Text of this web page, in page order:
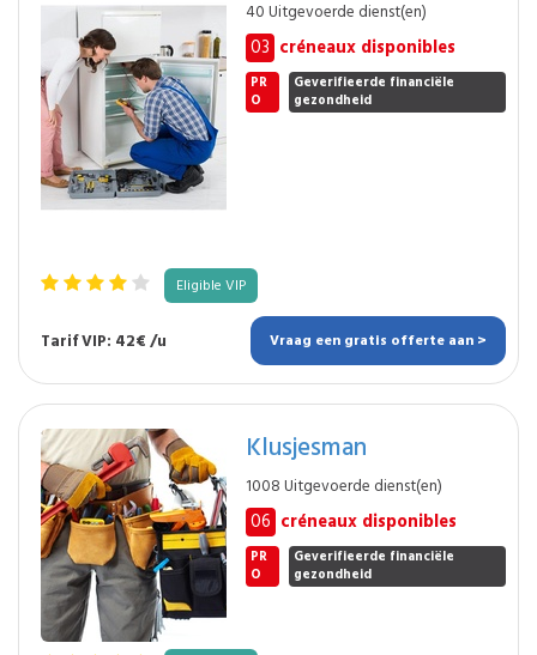
40 Uitgevoerde dienst(en)
03 créneaux disponibles
PR
O
Geverifieerde financiële
gezondheid
Eligible VIP
Tarif VIP: 42€ /u Vraag een gratis offerte aan >
Klusjesman
1008 Uitgevoerde dienst(en)
06 créneaux disponibles
PR
O
Geverifieerde financiële
gezondheid